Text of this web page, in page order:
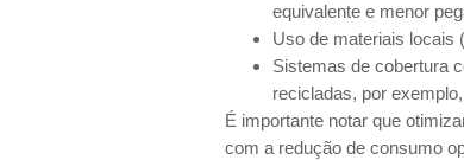
equivalente e menor
Uso de materiais locais
Sistemas de cobertura
recicladas, por
É importante notar que
com a redução de consumo